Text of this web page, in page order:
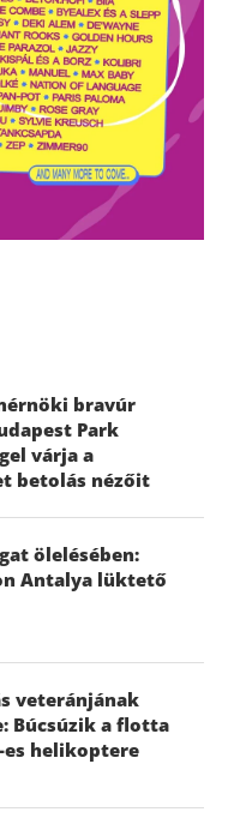
bravúr
Park
várja a
betolás nézőit
ölelésében:
Antalya lüktető
veteránjának
Búcsúzik a flotta
helikoptere